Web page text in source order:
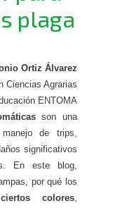
plaga
Ortiz Álvarez
Ciencias Agrarias
ENTOMA
son una
de trips,
significativos
En este blog,
por qué los
colores,